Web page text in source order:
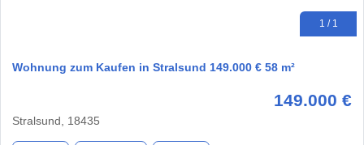
1 / 1
Wohnung zum Kaufen in Stralsund 149.000 € 58 m²
149.000 €
Stralsund, 18435